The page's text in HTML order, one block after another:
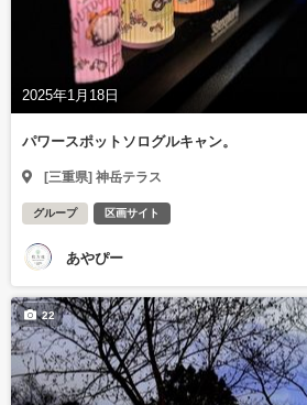
2025年1月18日
パワースポットソログルキャン。
[三重県] 神岳テラス
グループ 区画サイト
あやぴー
22